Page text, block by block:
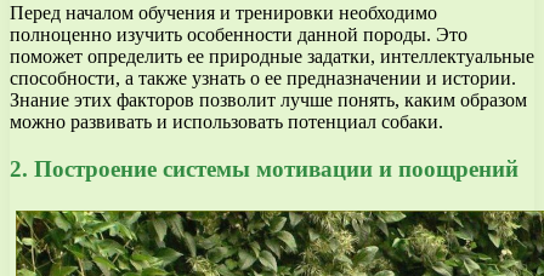
Перед началом обучения и тренировки необходимо
полноценно изучить особенности данной породы. Это
поможет определить ее природные задатки, интеллектуальные
способности, а также узнать о ее предназначении и истории.
Знание этих факторов позволит лучше понять, каким образом
можно развивать и использовать потенциал собаки.
2. Построение системы мотивации и поощрений